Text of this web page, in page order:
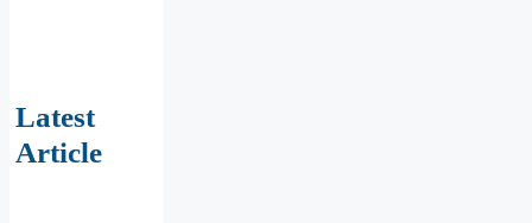
Latest
Article